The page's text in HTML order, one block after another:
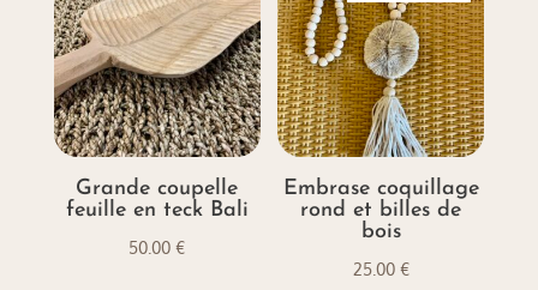
à
20.00 €
Grande coupelle
feuille en teck Bali
50.00€
Embrase coquillage
rond et billes de
bois
25.00 €